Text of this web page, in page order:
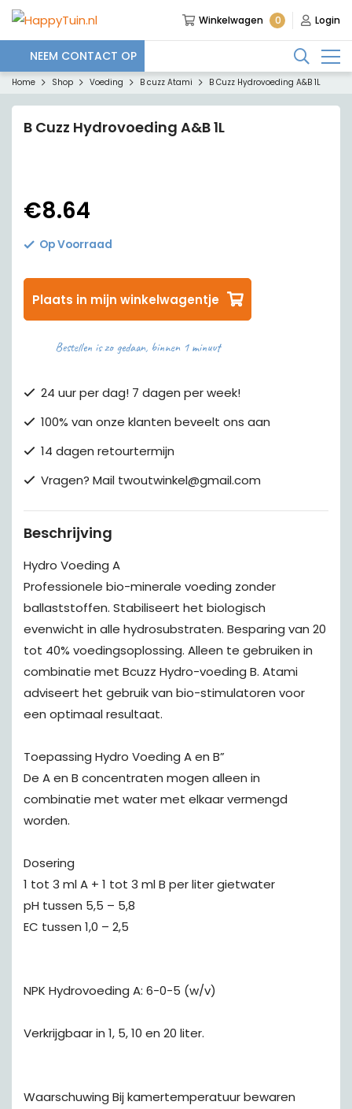
Winkelwagen 0 Login
NEEM CONTACT OP
Home Shop Voeding B cuzz Atami B Cuzz Hydrovoeding A&B 1L
B Cuzz Hydrovoeding A&B 1L
€8.64
Op Voorraad
Plaats in mijn winkelwagentje
Bestellen is zo gedaan, binnen 1 minuut
24 uur per dag! 7 dagen per week!
100% van onze klanten beveelt ons aan
14 dagen retourtermijn
Vragen? Mail twoutwinkel@gmail.com
Beschrijving
Hydro Voeding A
Professionele bio-minerale voeding zonder
ballaststoffen. Stabiliseert het biologisch
evenwicht in alle hydrosubstraten. Besparing van 20
tot 40% voedingsoplossing. Alleen te gebruiken in
combinatie met Bcuzz Hydro-voeding B. Atami
adviseert het gebruik van bio-stimulatoren voor
een optimaal resultaat.
Toepassing Hydro Voeding A en B”
De A en B concentraten mogen alleen in
combinatie met water met elkaar vermengd
worden.
Dosering
1 tot 3 ml A + 1 tot 3 ml B per liter gietwater
pH tussen 5,5 – 5,8
EC tussen 1,0 – 2,5
NPK Hydrovoeding A: 6-0-5 (w/v)
Verkrijgbaar in 1, 5, 10 en 20 liter.
Waarschuwing Bij kamertemperatuur bewaren